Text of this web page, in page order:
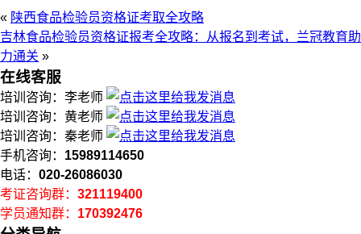
« 陕西食品检验员资格证考取全攻略​
吉林食品检验员资格证报考全攻略：从报名到考试，兰冠教育助
力通关 »
在线客服
培训咨询：李老师
培训咨询：黄老师
培训咨询：秦老师
手机咨询： 15989114650
电话： 020-26086030
考证咨询群： 321119400
学员通知群： 170392476